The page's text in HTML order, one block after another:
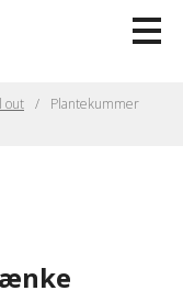
out
Plantekummer